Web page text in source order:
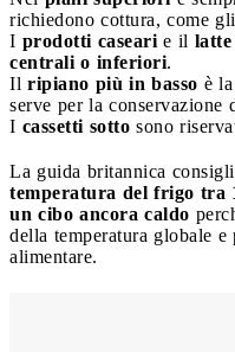
richiedono cottura, come gli
I prodotti caseari e il latte
centrali o inferiori.
Il ripiano più in basso è
serve per la conservazione
I cassetti sotto sono
La guida britannica
temperatura del frigo tra
un cibo ancora caldo
della temperatura globale e
alimentare.